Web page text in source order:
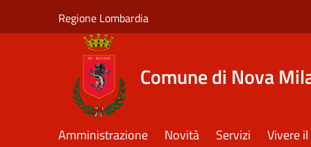
Regione Lombardia
Comune di Nova
Amministrazione Novità Servizi Vivere